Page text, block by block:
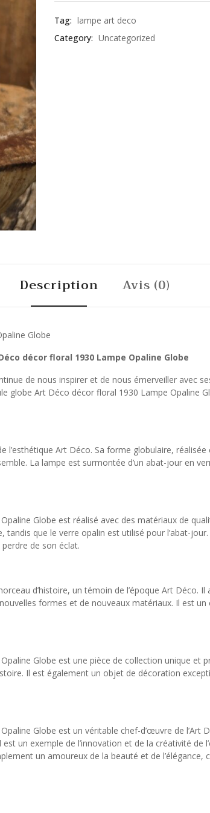
Tag: lampe art deco
Category: Uncategorized
Description Avis (0)
Globe
décor floral 1930 Lampe Opaline Globe
de nous inspirer et de nous émerveiller avec
globe Art Déco décor floral 1930 Lampe Opaline
l’esthétique Art Déco. Sa forme globulaire,
La lampe est surmontée d’un abat-jour en
Globe est réalisé avec des matériaux de
que le verre opalin est utilisé pour l’abat-
de son éclat.
d’histoire, un témoin de l’époque Art Déco.
formes et de nouveaux matériaux. Il est
Globe est une pièce de collection unique et
Il est également un objet de décoration
Globe est un véritable chef-d’œuvre de
un exemple de l’innovation et de la créativité
un amoureux de la beauté et de